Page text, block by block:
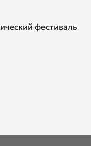
фестиваль